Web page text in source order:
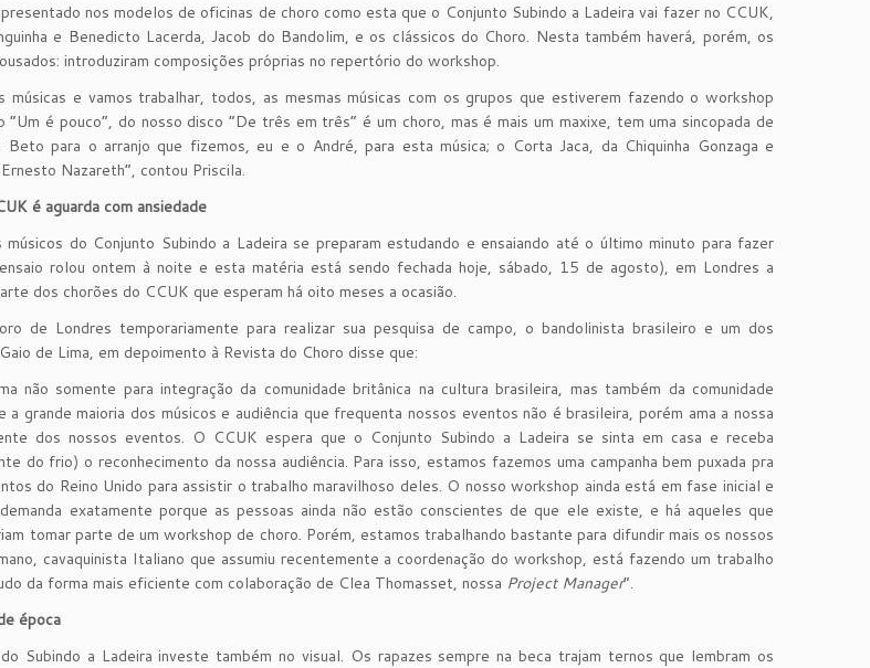
nos modelos de oficinas de choro como esta que o Conjunto Subindo a Ladeira vai fazer no CCUK,
e Benedicto Lacerda, Jacob do Bandolim, e os clássicos do Choro. Nesta também haverá, porém, os
introduziram composições próprias no repertório do workshop.
músicas e vamos trabalhar, todos, as mesmas músicas com os grupos que estiverem fazendo o workshop
“Um é pouco”, do nosso disco “De três em três” é um choro, mas é mais um maxixe, tem uma sincopada de
Beto para o arranjo que fizemos, eu e o André, para esta música; o Corta Jaca, da Chiquinha Gonzaga e
Nazareth”, contou Priscila.
é aguarda com ansiedade
músicos do Conjunto Subindo a Ladeira se preparam estudando e ensaiando até o último minuto para fazer
rolou ontem à noite e esta matéria está sendo fechada hoje, sábado, 15 de agosto), em Londres a
dos chorões do CCUK que esperam há oito meses a ocasião.
de Londres temporariamente para realizar sua pesquisa de campo, o bandolinista brasileiro e um dos
de Lima, em depoimento à Revista do Choro disse que:
não somente para integração da comunidade britânica na cultura brasileira, mas também da comunidade
a grande maioria dos músicos e audiência que frequenta nossos eventos não é brasileira, porém ama a nossa
dos nossos eventos. O CCUK espera que o Conjunto Subindo a Ladeira se sinta em casa e receba
do frio) o reconhecimento da nossa audiência. Para isso, estamos fazemos uma campanha bem puxada pra
do Reino Unido para assistir o trabalho maravilhoso deles. O nosso workshop ainda está em fase inicial e
exatamente porque as pessoas ainda não estão conscientes de que ele existe, e há aqueles que
tomar parte de um workshop de choro. Porém, estamos trabalhando bastante para difundir mais os nossos
cavaquinista Italiano que assumiu recentemente a coordenação do workshop, está fazendo um trabalho
da forma mais eficiente com colaboração de Clea Thomasset, nossa Project Manager”.
época
Subindo a Ladeira investe também no visual. Os rapazes sempre na beca trajam ternos que lembram os